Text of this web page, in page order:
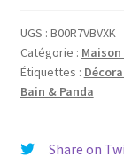
UGS : B00R7VBVXK
Catégorie :
Étiquettes :
Bain & Panda
Share on